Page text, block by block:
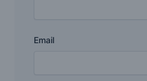
Email